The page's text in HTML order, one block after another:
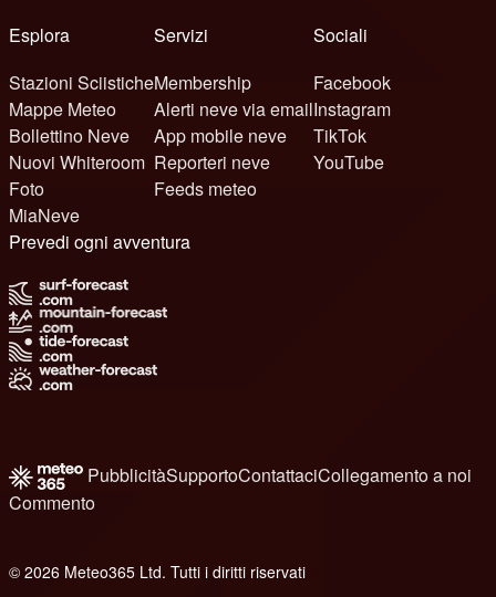
Esplora
Stazioni Sciistiche
Mappe Meteo
Bollettino Neve
Nuovi Whiteroom
Foto
MiaNeve
Servizi
Membership
Alerti neve via email
App mobile neve
Reporteri neve
Feeds meteo
Sociali
Facebook
Instagram
TikTok
YouTube
Prevedi ogni avventura
PubblicitàSupportoContattaciCollegamento a noi
Commento
© 2026 Meteo365 Ltd. Tutti i diritti riservati